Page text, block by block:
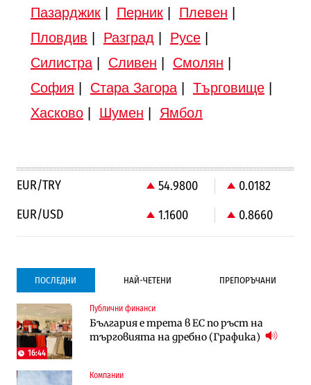
Пазарджик| Перник| Плевен
Пловдив
Разград Русе|
Силистра| Сливен Смолян
София
Стара Загора| Търговище|
Хасково| Шумен Ямбол
EUR/TRY 54.9800
0.0182
EUR/USD
1.1600 0.8660
ПОСЛЕДНИ НАЙ-ЧЕТЕНИ ПРЕПОРЪЧАНИ
16:44
Публични финанси
България е трета в ЕС по ръст на
търговията на дребно (Графика)
Компании
Градоустройство
Столична община избра изпълнител за
преместването на трамвайното
Компании
Компании
Vivacom предлага над 150 устройства с
90% отстъпка през август
To:know